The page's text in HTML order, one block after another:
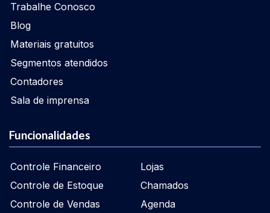
Trabalhe Conosco
Blog
Materiais gratuitos
Segmentos atendidos
Contadores
Sala de imprensa
Funcionalidades
Controle Financeiro
Controle de Estoque
Controle de Vendas
Lojas
Chamados
Agenda